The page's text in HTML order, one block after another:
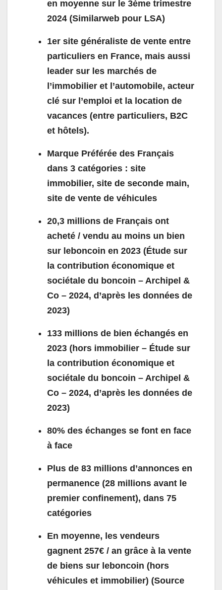
en moyenne sur le 3ème trimestre
2024 (Similarweb pour LSA)
1er site généraliste de vente entre
particuliers en France, mais aussi
leader sur les marchés de
l’immobilier et l’automobile, acteur
clé sur l’emploi et la location de
vacances (entre particuliers, B2C
et hôtels).
Marque Préférée des Français
dans 3 catégories : site
immobilier, site de seconde main,
site de vente de véhicules
20,3 millions de Français ont
acheté / vendu au moins un bien
sur leboncoin en 2023 (Étude sur
la contribution économique et
sociétale du boncoin – Archipel &
Co – 2024, d’après les données de
2023)
133 millions de bien échangés en
2023 (hors immobilier – Étude sur
la contribution économique et
sociétale du boncoin – Archipel &
Co – 2024, d’après les données de
2023)
80% des échanges se font en face
à face
Plus de 83 millions d’annonces en
permanence (28 millions avant le
premier confinement), dans 75
catégories
En moyenne, les vendeurs
gagnent 257€ / an grâce à la vente
de biens sur leboncoin (hors
véhicules et immobilier) (Source